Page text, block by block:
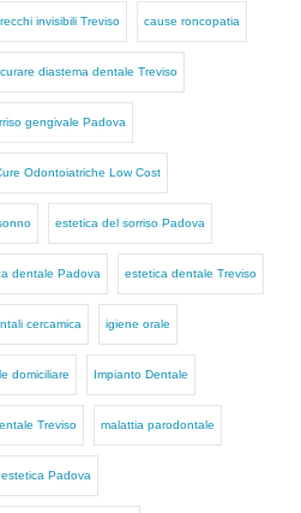
invisibili Treviso cause roncopatia
curare diastema dentale Treviso
gengivale Padova
Odontoiatriche Low Cost
estetica del sorriso Padova
dentale Padova estetica dentale Treviso
cercamica igiene orale
domiciliare Impianto Dentale
Treviso malattia parodontale
Padova